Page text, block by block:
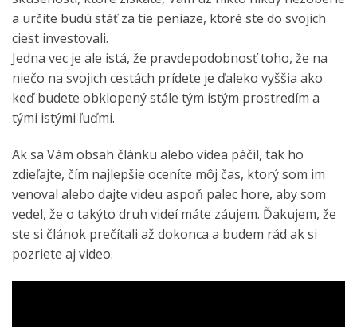
a určite budú stáť za tie peniaze, ktoré ste do svojich
ciest investovali.
Jedna vec je ale istá, že pravdepodobnosť toho, že na
niečo na svojich cestách prídete je ďaleko vyššia ako
keď budete obklopený stále tým istým prostredím a
tými istými ľuďmi.
Ak sa Vám obsah článku alebo videa páčil, tak ho
zdieľajte, čím najlepšie oceníte môj čas, ktorý som im
venoval alebo dajte videu aspoň palec hore, aby som
vedel, že o takýto druh videí máte záujem. Ďakujem, že
ste si článok prečítali až dokonca a budem rád ak si
pozriete aj video.